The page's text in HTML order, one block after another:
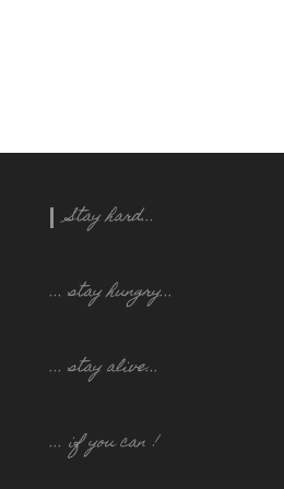
Stay hard...
... stay hungry...
... stay alive...
... if you can !